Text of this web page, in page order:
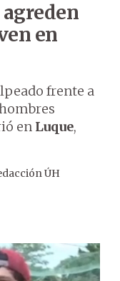
en
frente a
en Luque,
ÚH